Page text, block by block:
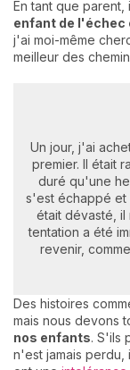
En tant que
enfant de l'échec
j'ai moi-même
meilleur des
Un jour, j'ai
premier. Il était
duré qu'une
s'est échappé et
était dévasté, il
tentation a été
revenir,
Des histoires
mais nous devons
nos enfants. S'ils
n'est jamais